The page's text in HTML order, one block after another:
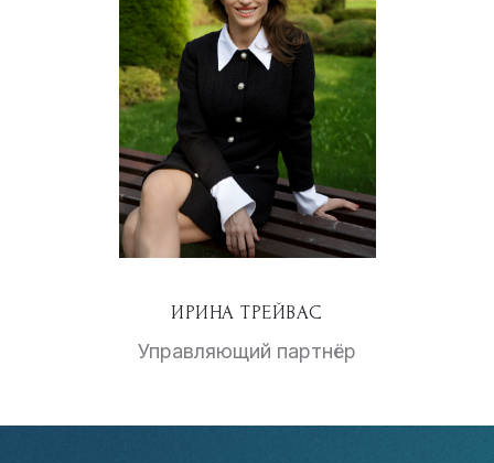
ИРИНА ТРЕЙВАС
Управляющий партнёр